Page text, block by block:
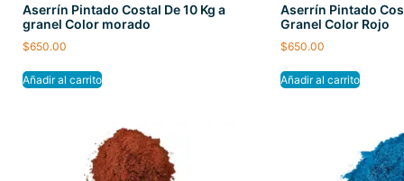
Aserrín Pintado Costal De 10 Kg a
granel Color morado
$650.00
Añadir al carrito
Aserrín Pintado
Granel Color Rojo
$650.00
Añadir al carrito